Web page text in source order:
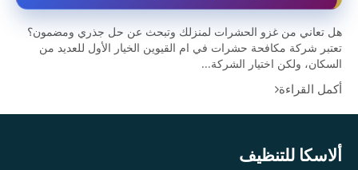
هل تعاني من غزو الحشرات لمنزلك وتبحث عن حل جذري ومضمون؟
تعتبر شركة مكافحة حشرات في ام القيوين الخيار الأول للعديد من
السكان، ولكن اختيار الشركة...
أكمل القراءة
ألاسكا للتنظيف